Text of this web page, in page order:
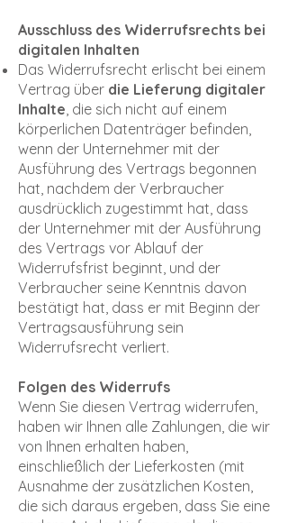
Ausschluss des Widerrufsrechts bei
digitalen Inhalten
Das Widerrufsrecht erlischt bei einem
Vertrag über die Lieferung digitaler
Inhalte , die sich nicht auf einem
körperlichen Datenträger befinden,
wenn der Unternehmer mit der
Ausführung des Vertrags begonnen
hat, nachdem der Verbraucher
ausdrücklich zugestimmt hat, dass
der Unternehmer mit der Ausführung
des Vertrags vor Ablauf der
Widerrufsfrist beginnt,​ und der
Verbraucher seine Kenntnis davon
bestätigt hat, dass er mit Beginn der
Vertragsausführung sein
Widerrufsrecht verliert.
Folgen des Widerrufs
Wenn Sie diesen Vertrag widerrufen,
haben wir Ihnen alle Zahlungen, die wir
von Ihnen erhalten haben,
einschließlich der Lieferkosten (mit
Ausnahme der zusätzlichen Kosten,
die sich daraus ergeben, dass Sie eine